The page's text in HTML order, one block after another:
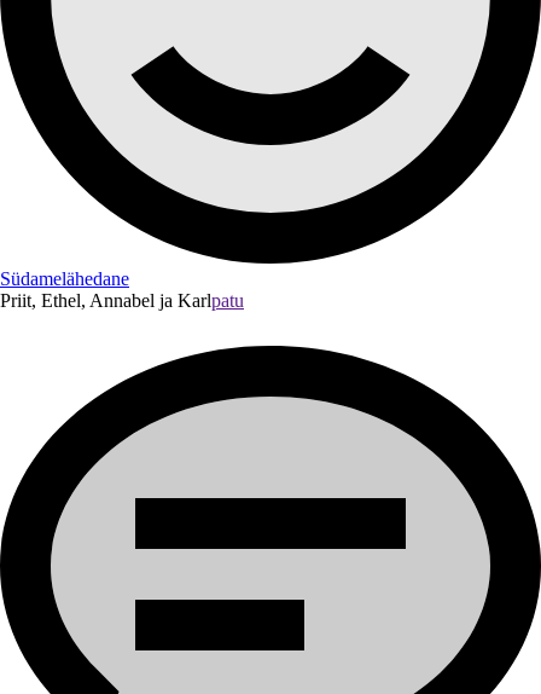
Südamelähedane
Priit, Ethel, Annabel ja Karlpatu